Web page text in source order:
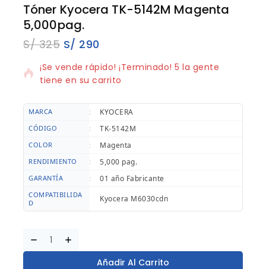
Tóner Kyocera TK-5142M Magenta
5,000pag.
S/325 S/ 290
15 productos vendidos en los últimos 18 horas
¡Se vende rápido! ¡Terminado! 5 la gente
tiene en su carrito
MARCA : KYOCERA
CÓDIGO : TK-5142M
COLOR : Magenta
RENDIMIENTO : 5,000 pag.
GARANTÍA : 01 año Fabricante
COMPATIBILIDA
D
Kyocera M6030cdn
Añadir Al Carrito